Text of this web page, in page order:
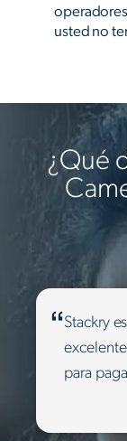
usted no
¿Qué
Stackry
para